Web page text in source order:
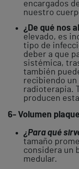
encargados
nuestro
¿De qué nos
elevado, es
tipo de
deber a que
sistémica,
también
recibiendo
radioterapia.
producen
6- Volumen
¿Para qué
tamaño
considera un
medular.